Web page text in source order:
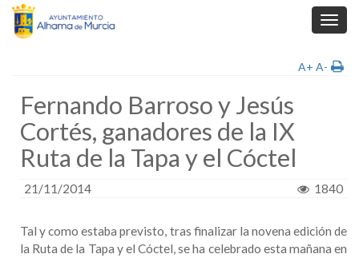
A+ A-
Fernando Barroso y Jesús
Cortés, ganadores de la IX
Ruta de la Tapa y el Cóctel
21/11/2014 1840
Tal y como estaba previsto, tras finalizar la novena edición de
la Ruta de la Tapa y el Cóctel, se ha celebrado esta mañana en